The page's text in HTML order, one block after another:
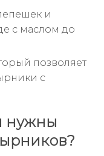
и
с маслом до
позволяет
с
нужны